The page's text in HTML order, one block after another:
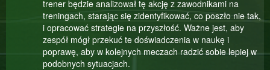
trener będzie analizował tę akcję z zawodnikami na
treningach, starając się zidentyfikować, co poszło nie tak,
i opracować strategie na przyszłość. Ważne jest, aby
zespół mógł przekuć te doświadczenia w naukę i
poprawę, aby w kolejnych meczach radzić sobie lepiej w
podobnych sytuacjach.